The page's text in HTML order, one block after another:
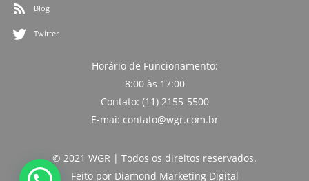
Blog
Twitter
Horário de Funcionamento:
8:00 às 17:00
Contato: (11) 2155-5500
E-mai: contato@wgr.com.br
© 2021 WGR | Todos os direitos reservados.
Feito por Diamond Marketing Digital